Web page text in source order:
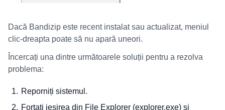
Dacă Bandizip este recent instalat sau actualizat, meniul
clic-dreapta poate să nu apară uneori.
Încercați una dintre următoarele soluții pentru a rezolva
problema:
Reporniți sistemul.
Forțați ieșirea din File Explorer (explorer.exe) și